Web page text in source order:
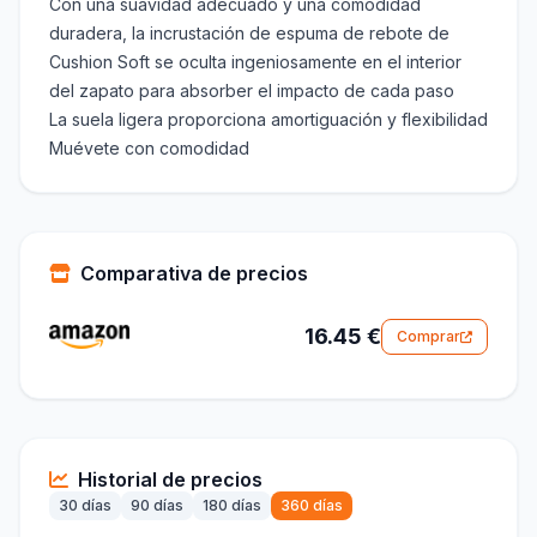
Con una suavidad adecuado y una comodidad
duradera, la incrustación de espuma de rebote de
Cushion Soft se oculta ingeniosamente en el interior
del zapato para absorber el impacto de cada paso
La suela ligera proporciona amortiguación y flexibilidad
Muévete con comodidad
Comparativa de precios
16.45 € Comprar
Historial de precios
30 días 90 días 180 días 360 días